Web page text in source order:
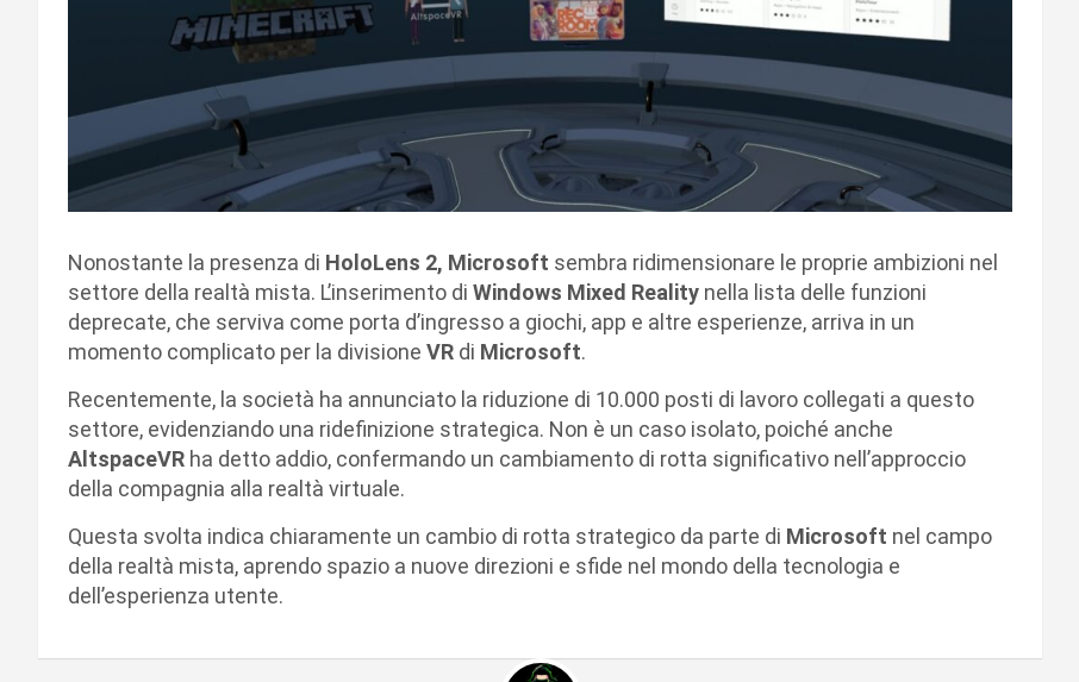
Nonostante la presenza di HoloLens 2, Microsoft sembra ridimensionare le proprie ambizioni nel
settore della realtà mista. L’inserimento di Windows Mixed Reality nella lista delle funzioni
deprecate, che serviva come porta d’ingresso a giochi, app e altre esperienze, arriva in un
momento complicato per la divisione VR di Microsoft.
Recentemente, la società ha annunciato la riduzione di 10.000 posti di lavoro collegati a questo
settore, evidenziando una ridefinizione strategica. Non è un caso isolato, poiché anche
AltspaceVR ha detto addio, confermando un cambiamento di rotta significativo nell’approccio
della compagnia alla realtà virtuale.
Questa svolta indica chiaramente un cambio di rotta strategico da parte di Microsoft nel campo
della realtà mista, aprendo spazio a nuove direzioni e sfide nel mondo della tecnologia e
dell’esperienza utente.